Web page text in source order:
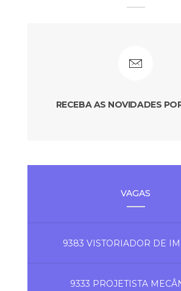
RECEBA AS NOVIDADES
VAGAS
9383 VISTORIADOR DE
9333 PROJETISTA